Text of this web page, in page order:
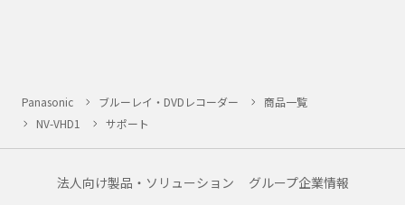
Panasonic ブルーレイ・DVDレコーダー
商品一覧
NV-VHD1
サポート
法人向け製品・ソリューション グループ企業情報